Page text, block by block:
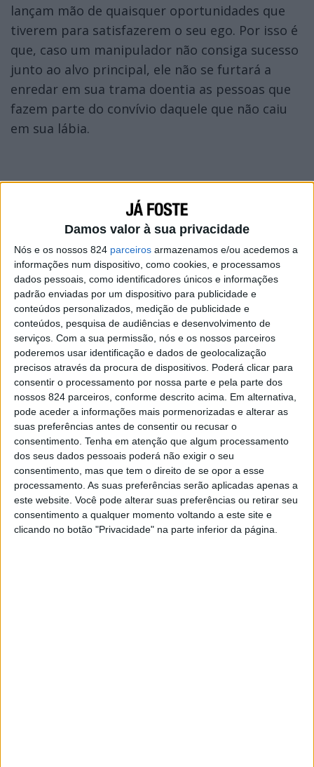
Damos valor à sua privacidade
Nós e os nossos 824 parceiros armazenamos e/ou acedemos a
informações num dispositivo, como cookies, e processamos
dados pessoais, como identificadores únicos e informações
padrão enviadas por um dispositivo para publicidade e
conteúdos personalizados, medição de publicidade e
conteúdos, pesquisa de audiências e desenvolvimento de
serviços. Com a sua permissão, nós e os nossos parceiros
poderemos usar identificação e dados de geolocalização
precisos através da procura de dispositivos. Poderá clicar para
consentir o processamento por nossa parte e pela parte dos
nossos 824 parceiros, conforme descrito acima. Em alternativa,
pode aceder a informações mais pormenorizadas e alterar as
suas preferências antes de consentir ou recusar o
consentimento. Tenha em atenção que algum processamento
dos seus dados pessoais poderá não exigir o seu
consentimento, mas que tem o direito de se opor a esse
processamento. As suas preferências serão aplicadas apenas a
este website. Você pode alterar suas preferências ou retirar seu
consentimento a qualquer momento voltando a este site e
clicando no botão "Privacidade" na parte inferior da página.
lançam mão de quaisquer oportunidades que
tiverem para satisfazerem o seu ego. Por isso é
que, caso um manipulador não consiga sucesso
junto ao alvo principal, ele não se furtará a
enredar em sua trama doentia as pessoas que
fazem parte do convívio daquele que não caiu
em sua lábia.
Muitas vezes, o manipulador tentará denegrir a
imagem da pessoa perante seus amigos e
familiares, para que se compadeçam dele, para